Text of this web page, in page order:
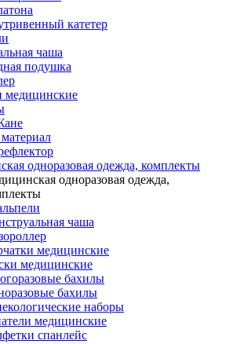
катетер
чаша
подушка
медицинские
одноразовая одежда, комплекты
одноразовая одежда,
чаша
медицинские
медицинские
бахилы
бахилы
наборы
медицинские
спанлейс